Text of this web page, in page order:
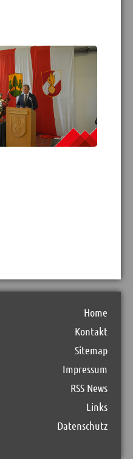
Home
Kontakt
Sitemap
Impressum
RSS News
Links
Datenschutz